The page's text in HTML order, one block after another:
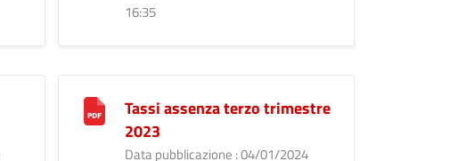
16:35
Tassi assenza terzo trimestre
2023
Data pubblicazione : 04/01/2024